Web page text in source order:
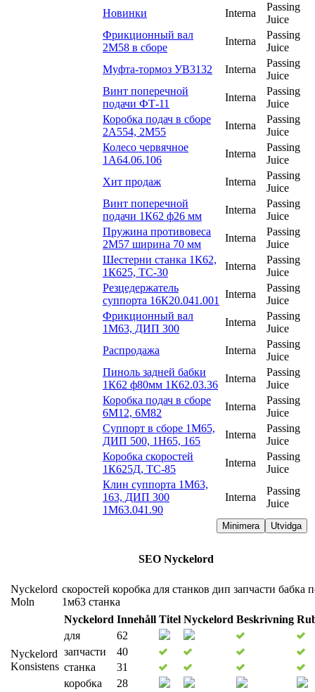
Новинки
Interna
Passing
Juice
Фрикционный вал
2М58 в сборе
Interna
Passing
Juice
Муфта-тормоз УВ3132
Interna
Passing
Juice
Винт поперечной
подачи ФТ-11
Interna
Passing
Juice
Коробка подач в сборе
2А554, 2М55
Interna
Passing
Juice
Колесо червячное
1А64.06.106
Interna
Passing
Juice
Хит продаж
Interna
Passing
Juice
Винт поперечной
подачи 1К62 ф26 мм
Interna
Passing
Juice
Пружина противовеса
2М57 ширина 70 мм
Interna
Passing
Juice
Шестерни станка 1К62,
1К625, ТС-30
Interna
Passing
Juice
Резцедержатель
суппорта 16К20.041.001
Interna
Passing
Juice
Фрикционный вал
1М63, ДИП 300
Interna
Passing
Juice
Распродажа
Interna
Passing
Juice
Пиноль задней бабки
1К62 ф80мм 1К62.03.36
Interna
Passing
Juice
Коробка подач в сборе
6М12, 6М82
Interna
Passing
Juice
Суппорт в сборе 1М65,
ДИП 500, 1Н65, 165
Interna
Passing
Juice
Коробка скоростей
1К625Д, ТС-85
Interna
Passing
Juice
Клин суппорта 1М63,
163, ДИП 300
1М63.041.90
Interna
Passing
Juice
Utvidga
Minimera
SEO Nyckelord
Nyckelord
Moln
скоростей коробка для станков дип запчасти бабка
1м63 станка
Nyckelord
Konsistens
Nyckelord Innehåll Titel Nyckelord Beskrivning
для
62
запчасти
40
станка
31
коробка
28